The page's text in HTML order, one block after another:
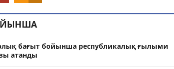
бағыт бойынша республикалық ғылыми
атанды